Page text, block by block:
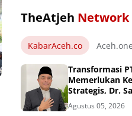
TheAtjeh Network
KabarAceh.co Aceh.one
Transformasi
Memerlukan
Strategis, Dr.
Dinilai
Agustus 05, 2026